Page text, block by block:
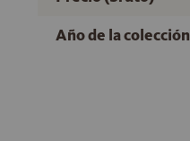
Año de la colección